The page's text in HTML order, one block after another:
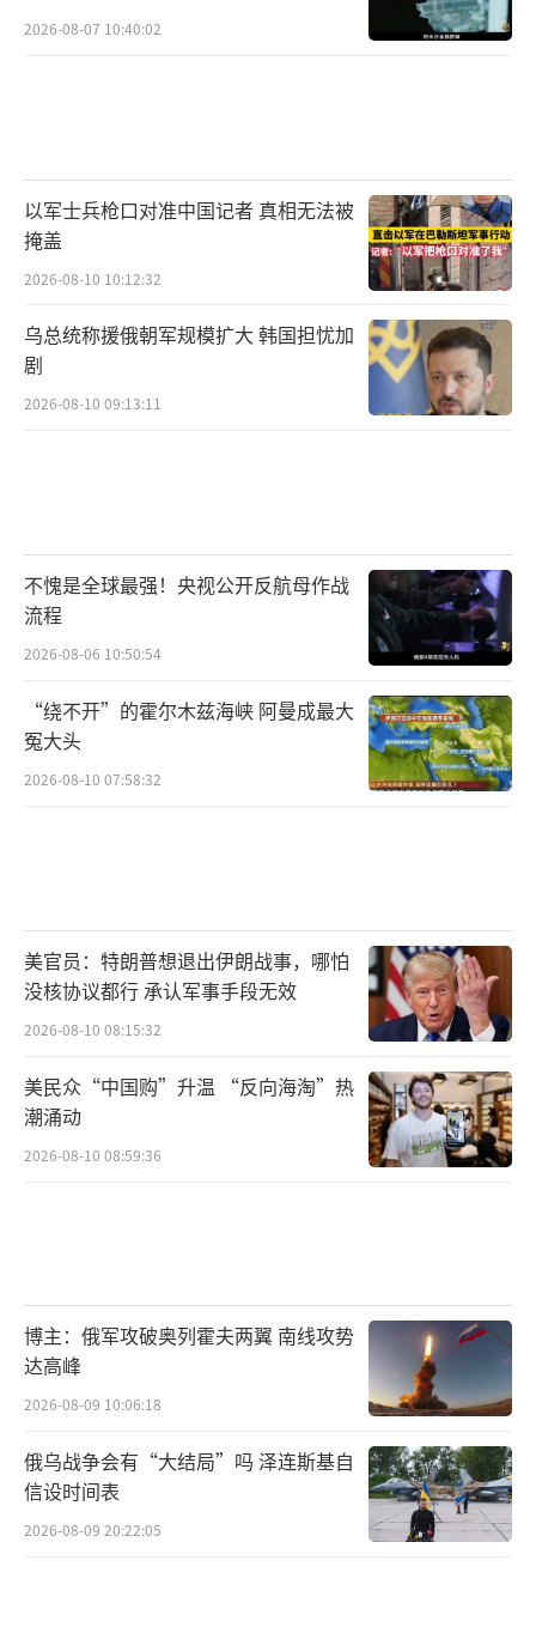
2026-08-07 10:40:02
以军士兵枪口对准中国记者 真相无法被
掩盖
2026-08-10 10:12:32
乌总统称援俄朝军规模扩大 韩国担忧加
剧
2026-08-10 09:13:11
不愧是全球最强！央视公开反航母作战
流程
2026-08-06 10:50:54
“绕不开”的霍尔木兹海峡 阿曼成最大
冤大头
2026-08-10 07:58:32
美官员：特朗普想退出伊朗战事，哪怕
没核协议都行 承认军事手段无效
2026-08-10 08:15:32
美民众“中国购”升温 “反向海淘”热
潮涌动
2026-08-10 08:59:36
博主：俄军攻破奥列霍夫两翼 南线攻势
达高峰
2026-08-09 10:06:18
俄乌战争会有“大结局”吗 泽连斯基自
信设时间表
2026-08-09 20:22:05